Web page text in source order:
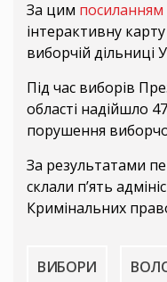
За цим посиланням
інтерактивну
виборчій дільниці
Під час виборів
області надійшло
порушення
За результатами
склали п’ять
Кримінальних
ВИБОРИ